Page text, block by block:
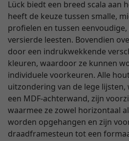
Lück biedt een breed scala aan
heeft de keuze tussen smalle,
profielen en tussen
versierde leesten. Bovendien
door een indrukwekkende
kleuren, waardoor ze kunnen
individuele voorkeuren. Alle
uitzondering van de lege
een MDF-achterwand, zijn
waarmee ze zowel horizontaal
worden opgehangen en zijn
draadframesteun tot een